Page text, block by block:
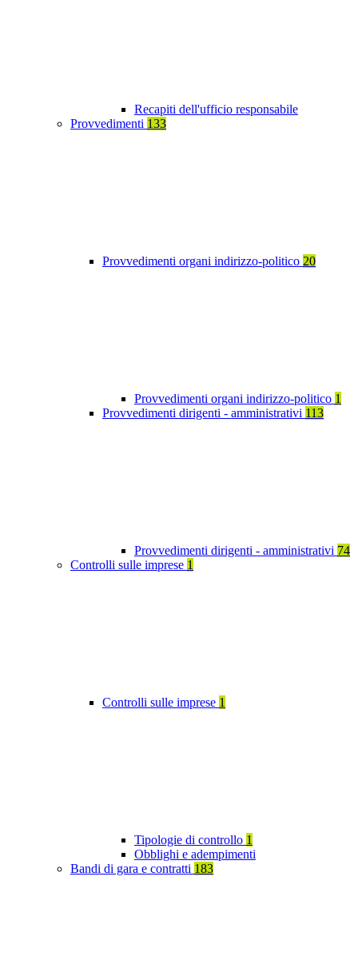
Recapiti dell'ufficio responsabile
Provvedimenti 133
Provvedimenti organi indirizzo-politico 20
Provvedimenti organi indirizzo-politico 1
Provvedimenti dirigenti - amministrativi 113
Provvedimenti dirigenti - amministrativi 74
Controlli sulle imprese 1
Controlli sulle imprese 1
Tipologie di controllo 1
Obblighi e adempimenti
Bandi di gara e contratti 183